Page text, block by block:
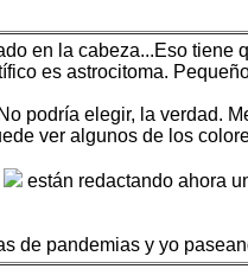
en la cabeza...Eso
es astrocitoma.
podría elegir, la verdad.
ver algunos de los
están redactando ahora
de pandemias y yo